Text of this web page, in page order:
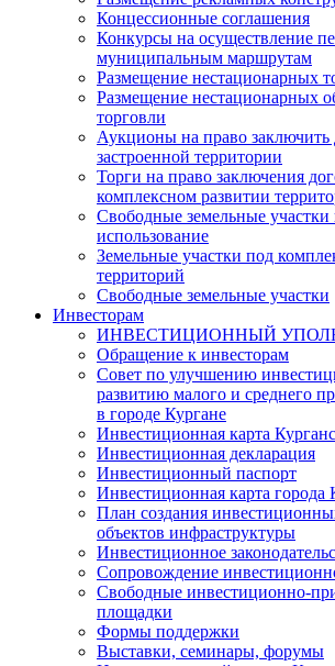
Концессионные соглашения
Конкурсы на осуществление
муниципальным маршрутам
Размещение нестационарных
Размещение нестационарных
торговли
Аукционы на право заключить
застроенной территории
Торги на право заключения
комплексном развитии
Свободные земельные участки
использование
Земельные участки под
территорий
Свободные земельные участки
Инвесторам
ИНВЕСТИЦИОННЫЙ
Обращение к инвесторам
Совет по улучшению
развитию малого и среднего
в городе Кургане
Инвестиционная карта
Инвестиционная декларация
Инвестиционный паспорт
Инвестиционная карта города
План создания
объектов инфраструктуры
Инвестиционное
Сопровождение
Свободные инвестиционно-
площадки
Формы поддержки
Выставки, семинары, форумы